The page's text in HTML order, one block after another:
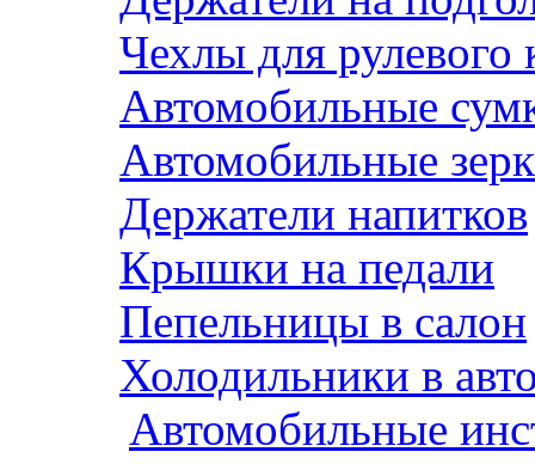
Чехлы для рулевого
Автомобильные
Автомобильные
Держатели напитков
Крышки на педали
Пепельницы в салон
Холодильники в
Автомобильные